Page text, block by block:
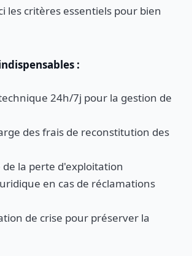
les critères essentiels pour bien
:
24h/7j pour la gestion de
des frais de reconstitution des
la perte d'exploitation
en cas de réclamations
de crise pour préserver la